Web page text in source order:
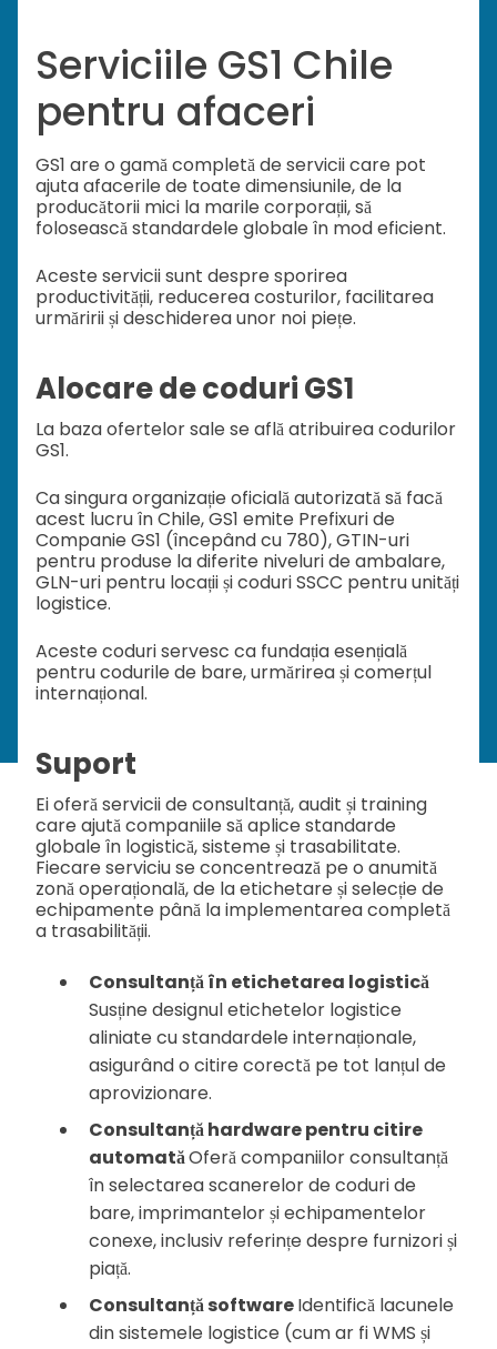
Serviciile GS1 Chile
pentru afaceri
GS1 are o gamă completă de servicii care pot
ajuta afacerile de toate dimensiunile, de la
producătorii mici la marile corporații, să
folosească standardele globale în mod eficient.
Aceste servicii sunt despre sporirea
productivității, reducerea costurilor, facilitarea
urmăririi și deschiderea unor noi piețe.
Alocare de coduri GS1
La baza ofertelor sale se află atribuirea codurilor
GS1.
Ca singura organizație oficială autorizată să facă
acest lucru în Chile, GS1 emite Prefixuri de
Companie GS1 (începând cu 780), GTIN-uri
pentru produse la diferite niveluri de ambalare,
GLN-uri pentru locații și coduri SSCC pentru unități
logistice.
Aceste coduri servesc ca fundația esențială
pentru codurile de bare, urmărirea și comerțul
internațional.
Suport
Ei oferă servicii de consultanță, audit și training
care ajută companiile să aplice standarde
globale în logistică, sisteme și trasabilitate.
Fiecare serviciu se concentrează pe o anumită
zonă operațională, de la etichetare și selecție de
echipamente până la implementarea completă
a trasabilității.
Consultanță în etichetarea logistică
Susține designul etichetelor logistice
aliniate cu standardele internaționale,
asigurând o citire corectă pe tot lanțul de
aprovizionare.
Consultanță hardware pentru citire
automatăOferă companiilor consultanță
în selectarea scanerelor de coduri de
bare, imprimantelor și echipamentelor
conexe, inclusiv referințe despre furnizori și
piață.
Consultanță softwareIdentifică lacunele
din sistemele logistice (cum ar fi WMS și